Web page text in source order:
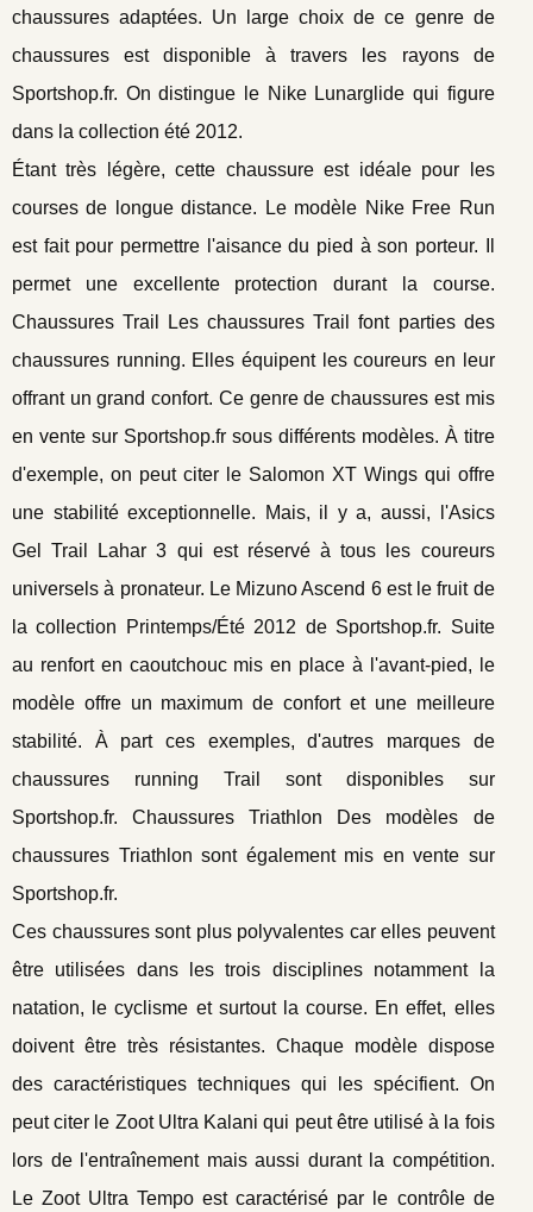
chaussures adaptées. Un large choix de ce genre de
chaussures est disponible à travers les rayons de
Sportshop.fr. On distingue le Nike Lunarglide qui figure
dans la collection été 2012.
Étant très légère, cette chaussure est idéale pour les
courses de longue distance. Le modèle Nike Free Run
est fait pour permettre l'aisance du pied à son porteur. Il
permet une excellente protection durant la course.
Chaussures Trail Les chaussures Trail font parties des
chaussures running. Elles équipent les coureurs en leur
offrant un grand confort. Ce genre de chaussures est mis
en vente sur Sportshop.fr sous différents modèles. À titre
d'exemple, on peut citer le Salomon XT Wings qui offre
une stabilité exceptionnelle. Mais, il y a, aussi, l'Asics
Gel Trail Lahar 3 qui est réservé à tous les coureurs
universels à pronateur. Le Mizuno Ascend 6 est le fruit de
la collection Printemps/Été 2012 de Sportshop.fr. Suite
au renfort en caoutchouc mis en place à l'avant-pied, le
modèle offre un maximum de confort et une meilleure
stabilité. À part ces exemples, d'autres marques de
chaussures running Trail sont disponibles sur
Sportshop.fr. Chaussures Triathlon Des modèles de
chaussures Triathlon sont également mis en vente sur
Sportshop.fr.
Ces chaussures sont plus polyvalentes car elles peuvent
être utilisées dans les trois disciplines notamment la
natation, le cyclisme et surtout la course. En effet, elles
doivent être très résistantes. Chaque modèle dispose
des caractéristiques techniques qui les spécifient. On
peut citer le Zoot Ultra Kalani qui peut être utilisé à la fois
lors de l'entraînement mais aussi durant la compétition.
Le Zoot Ultra Tempo est caractérisé par le contrôle de